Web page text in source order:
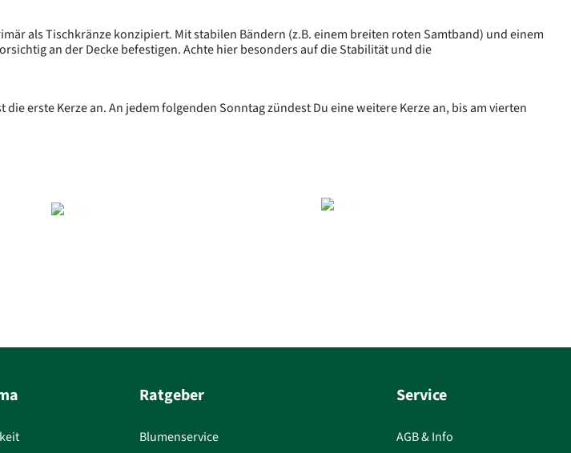
als Tischkränze konzipiert. Mit stabilen Bändern (z.B. einem breiten roten Samtband) und einem
an der Decke befestigen. Achte hier besonders auf die Stabilität und die
erste Kerze an. An jedem folgenden Sonntag zündest Du eine weitere Kerze an, bis am vierten
Ratgeber
Blumenservice
Service
AGB & Info